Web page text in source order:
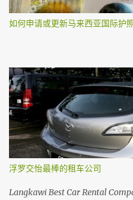
如何申请或更新马来西亚国际护
浮罗交怡最棒的租车公司
Langkawi Best Car Rental